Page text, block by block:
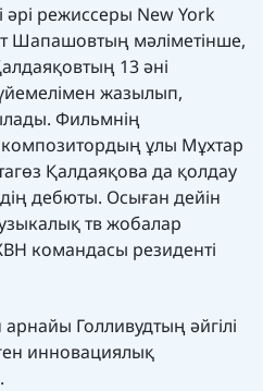
режиссеры New York
Шапашовтың мәліметінше,
13 әні
жазылып,
Фильмнің
ұлы Мұхтар
Қалдаяқова да қолдау
дебюты. Осыған дейін
тв жобалар
командасы резиденті
арнайы Голливудтың әйгілі
инновациялық